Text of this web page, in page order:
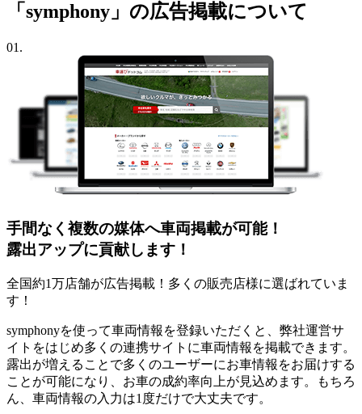
「symphony」 の広告掲載について
01.
手間なく 複数の媒体へ車両掲載が可能！
露出アップに貢献します！
全国約1万店舗が広告掲載！多くの販売店様に選ばれていま
す！
symphonyを使って車両情報を登録いただくと、弊社運営サ
イトをはじめ多くの連携サイトに車両情報を掲載できます。
露出が増えることで多くのユーザーにお車情報をお届けする
ことが可能になり、お車の成約率向上が見込めます。もちろ
ん、車両情報の入力は1度だけで大丈夫です。